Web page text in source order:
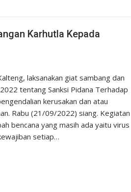
Karhutla Kepada
laksanakan giat sambang dan
tentang Sanksi Pidana Terhadap
kerusakan dan atau
Rabu (21/09/2022) siang. Kegiatan
bencana yang masih ada yaitu virus
setiap…